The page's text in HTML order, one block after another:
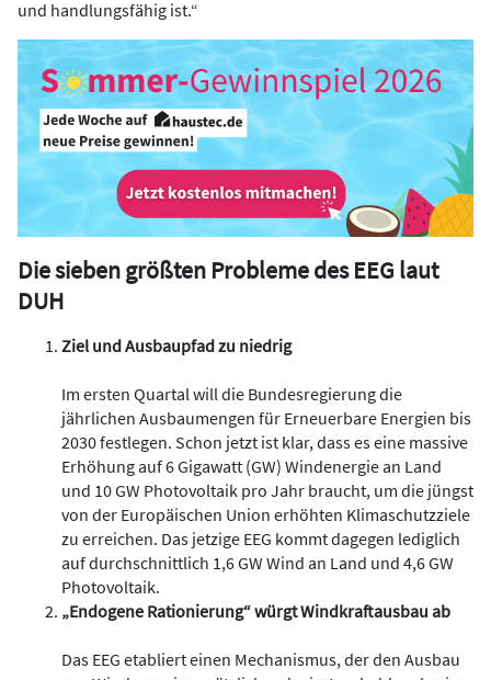
und handlungsfähig ist.“
Die sieben größten Probleme des EEG laut
DUH
Ziel und Ausbaupfad zu niedrig
Im ersten Quartal will die Bundesregierung die
jährlichen Ausbaumengen für Erneuerbare Energien bis
2030 festlegen. Schon jetzt ist klar, dass es eine massive
Erhöhung auf 6 Gigawatt (GW) Windenergie an Land
und 10 GW Photovoltaik pro Jahr braucht, um die jüngst
von der Europäischen Union erhöhten Klimaschutzziele
zu erreichen. Das jetzige EEG kommt dagegen lediglich
auf durchschnittlich 1,6 GW Wind an Land und 4,6 GW
Photovoltaik.
„Endogene Rationierung“ würgt Windkraftausbau ab
Das EEG etabliert einen Mechanismus, der den Ausbau